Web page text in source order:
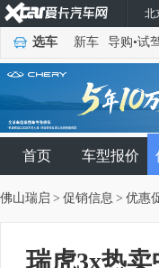
北
选车 新车 导购•试
首页 车型报价
佛山瑞启 > 促销信息 > 优惠
瑞虎3x热卖